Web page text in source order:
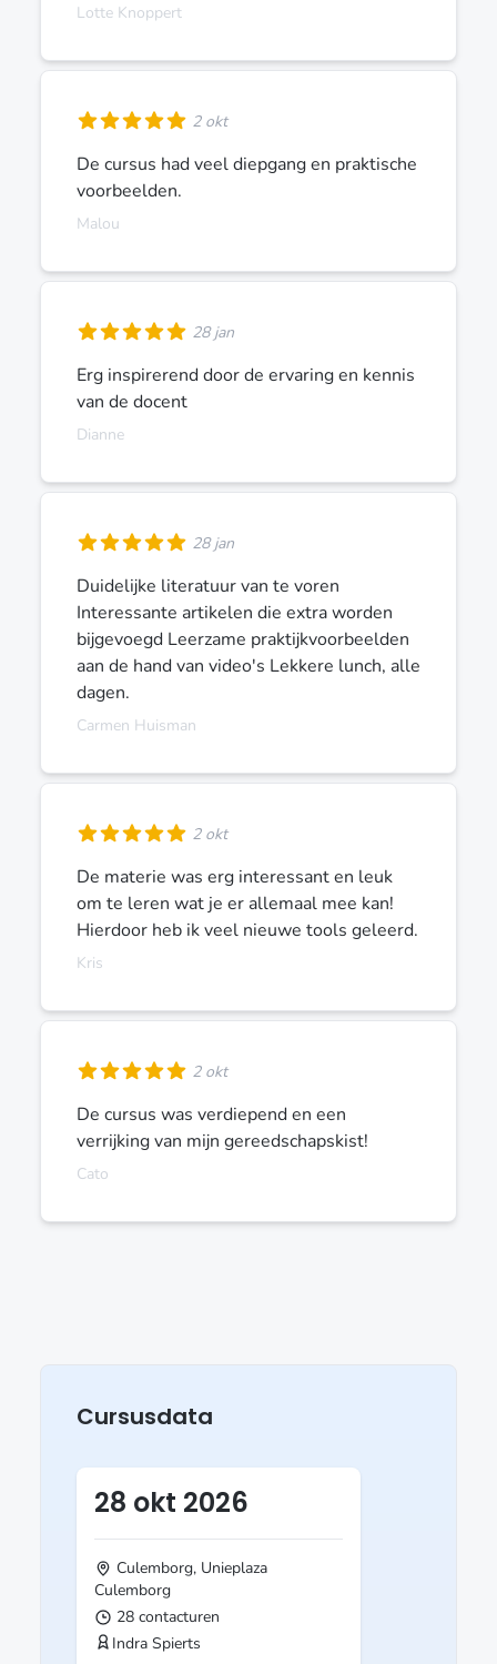
Lotte Knoppert
2 okt
De cursus had veel diepgang en praktische
voorbeelden.
Malou
28 jan
Erg inspirerend door de ervaring en kennis
van de docent
Dianne
28 jan
Duidelijke literatuur van te voren
Interessante artikelen die extra worden
bijgevoegd Leerzame praktijkvoorbeelden
aan de hand van video's Lekkere lunch, alle
dagen.
Carmen Huisman
2 okt
De materie was erg interessant en leuk
om te leren wat je er allemaal mee kan!
Hierdoor heb ik veel nieuwe tools geleerd.
Kris
2 okt
De cursus was verdiepend en een
verrijking van mijn gereedschapskist!
Cato
Cursusdata
28 okt 2026
Culemborg, Unieplaza
Culemborg
28 contacturen
Indra Spierts